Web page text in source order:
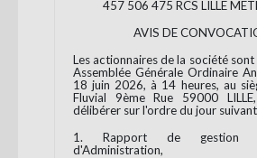
457 506 475 RCS LILLE
AVIS DE
Les actionnaires de la société
Assemblée Générale Ordinaire
18 juin 2026, à 14 heures, au
Fluvial 9ème Rue 59000
délibérer sur l'ordre du jour
1. Rapport de gestion
d'Administration,